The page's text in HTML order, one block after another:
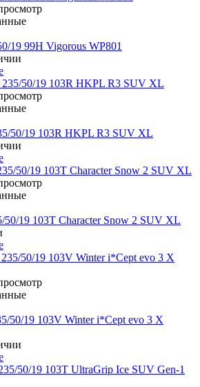
19 99H Vigorous WP801
50/19 103R HKPL R3 SUV XL
50/19 103T Character Snow 2 SUV XL
50/19 103V Winter i*Cept evo 3 X